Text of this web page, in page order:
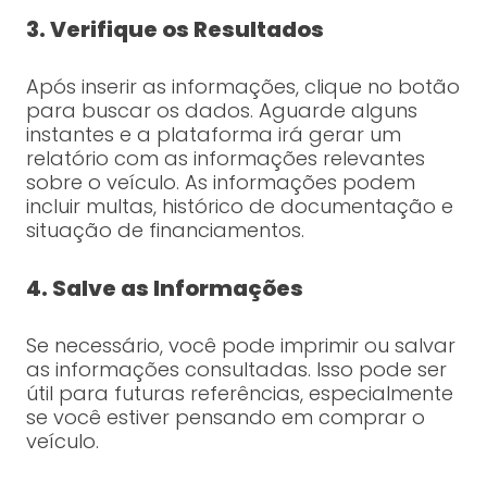
3. Verifique os Resultados
Após inserir as informações, clique no botão
para buscar os dados. Aguarde alguns
instantes e a plataforma irá gerar um
relatório com as informações relevantes
sobre o veículo. As informações podem
incluir multas, histórico de documentação e
situação de financiamentos.
4. Salve as Informações
Se necessário, você pode imprimir ou salvar
as informações consultadas. Isso pode ser
útil para futuras referências, especialmente
se você estiver pensando em comprar o
veículo.